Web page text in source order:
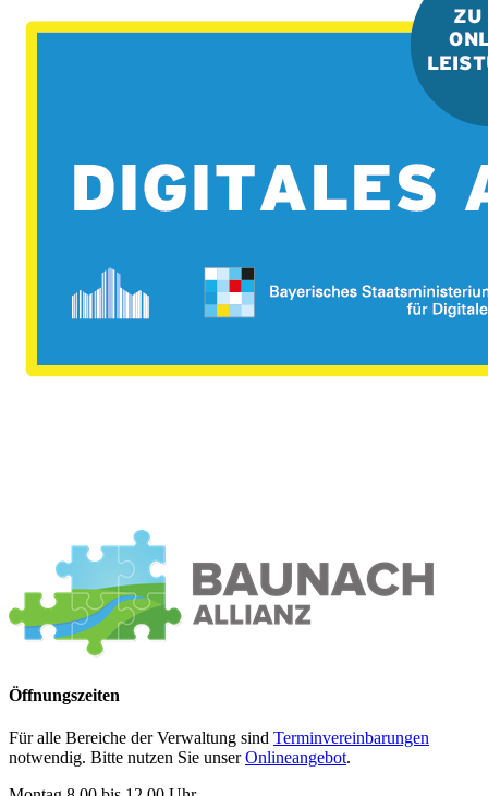
Öffnungszeiten
Für alle Bereiche der Verwaltung sind Terminvereinbarungen
notwendig. Bitte nutzen Sie unserOnlineangebot.